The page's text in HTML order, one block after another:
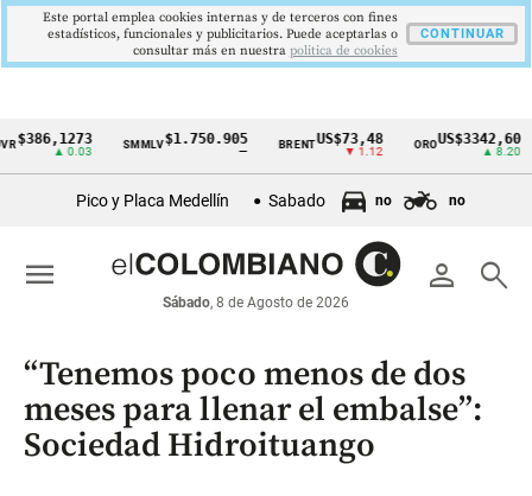
Cintillo
económicos
Colombia
▲ 0.03
SMMLV$1.750.905 BRENT US$73,48
▼ 1.12
ORO US$3342,60
Pico y Placa Medellín Sabado no no
person search
Sábado, 8 de Agosto de 2026
menu
“Tenemos poco menos de dos
meses para llenar el embalse”:
Sociedad Hidroituango
Este portal emplea cookies internas y de terceros con fines
estadísticos, funcionales y publicitarios. Puede aceptarlas o
consultar más en nuestra politica de cookies
CONTINUAR